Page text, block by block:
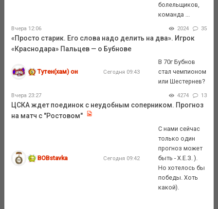
болельщиков,
команда ...
Вчера 12:06 2024 35
«Просто старик. Его слова надо делить на два». Игрок
«Краснодара» Пальцев — о Бубнове
Тутен(хам) он Сегодня 09:43
В 70г Бубнов
стал чемпионом
или Шестернев?
Вчера 23:27 4274 13
ЦСКА ждет поединок с неудобным соперником. Прогноз
на матч с "Ростовом"
BOBstavka Сегодня 09:42
С нами сейчас
только один
прогноз может
быть - Х.Е.З. ).
Но хотелось бы
победы. Хоть
какой).